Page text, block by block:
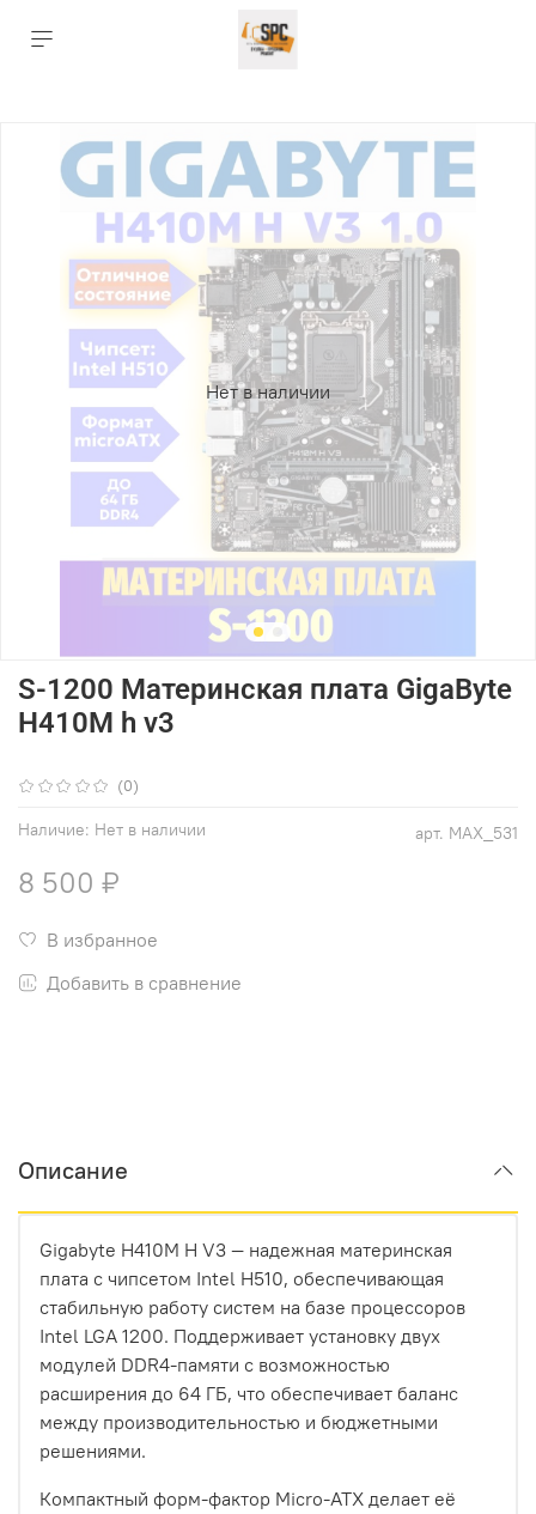
Нет в наличии
(0)
арт. MAX_531
Наличие: Нет в наличии
S-1200 Материнская плата GigaByte
H410M h v3
8 500 ₽
В избранное
Добавить в сравнение
Описание
Gigabyte H410M H V3 — надежная материнская
плата с чипсетом Intel H510, обеспечивающая
стабильную работу систем на базе процессоров
Intel LGA 1200. Поддерживает установку двух
модулей DDR4-памяти с возможностью
расширения до 64 ГБ, что обеспечивает баланс
между производительностью и бюджетными
решениями.
Компактный форм-фактор Micro-ATX делает её